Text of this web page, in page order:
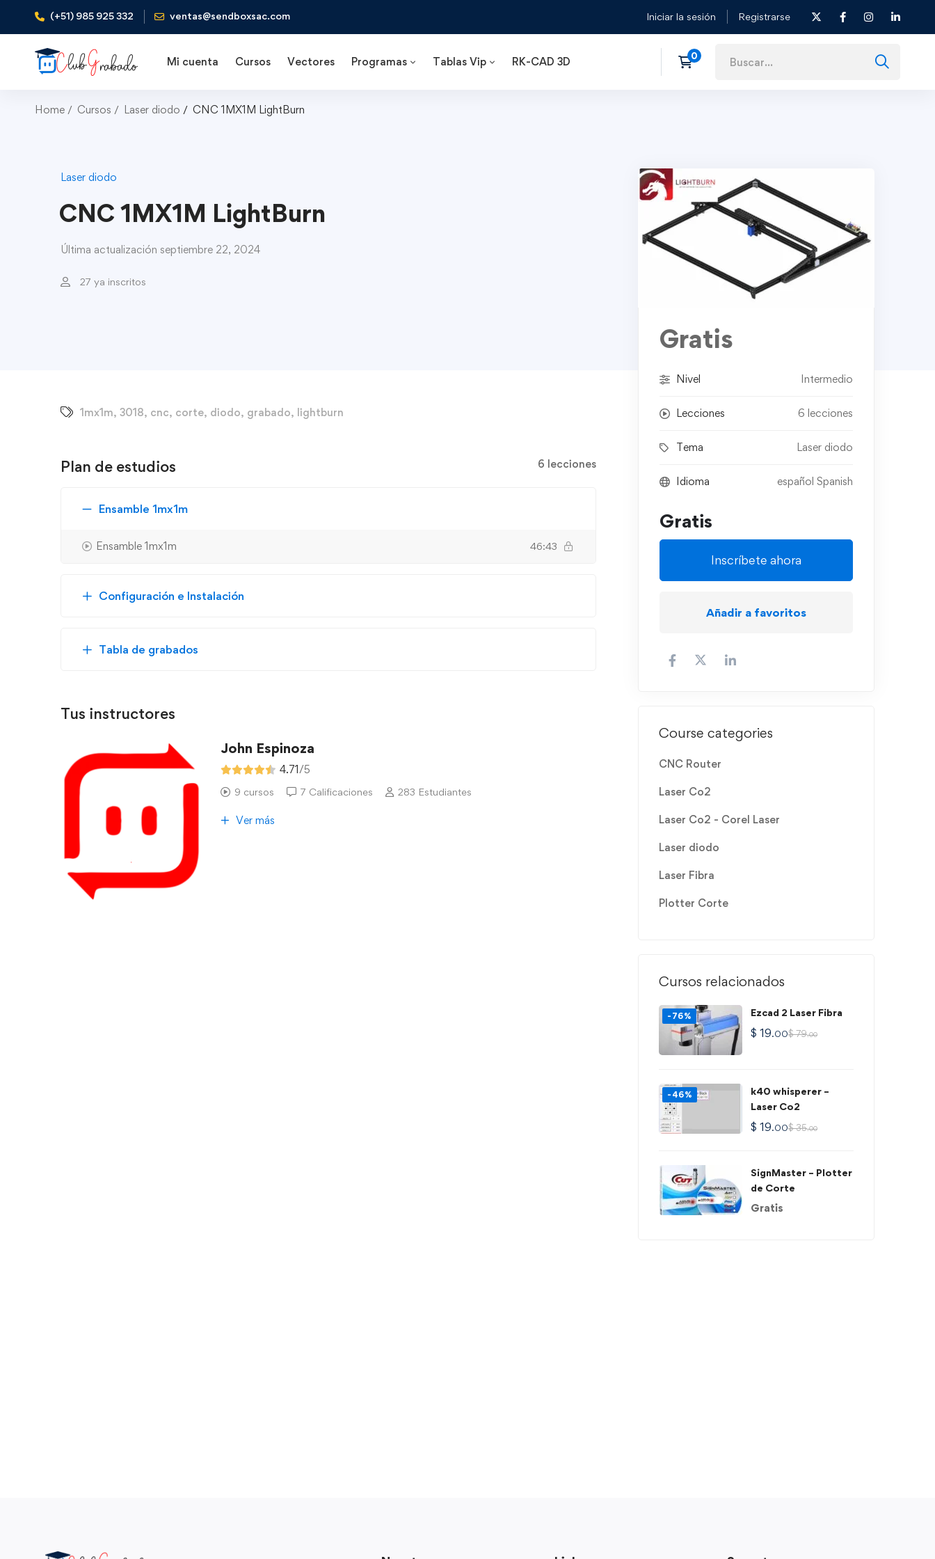
(+51) 985 925 332 ventas@sendboxsac.com Iniciar la sesión Registrarse
Mi cuenta Cursos Vectores Programas Tablas Vip RK-CAD 3D
Home Cursos Laser diodo CNC 1MX1M LightBurn
Laser diodo
CNC 1MX1M LightBurn
Última actualización septiembre 22, 2024
27 ya inscritos
1mx1m, 3018, cnc, corte, diodo, grabado, lightburn
Plan de estudios 6 lecciones
Ensamble 1mx1m
Ensamble 1mx1m 46:43
Configuración e Instalación
Tabla de grabados
Tus instructores
John Espinoza
4.71/5
9 cursos 7 Calificaciones 283 Estudiantes
Ver más
Gratis
Nivel Intermedio
Lecciones 6 lecciones
Tema Laser diodo
Idioma español Spanish
Gratis
Inscríbete ahora
Añadir a favoritos
Course categories
CNC Router
Laser Co2
Laser Co2 - Corel Laser
Laser diodo
Laser Fibra
Plotter Corte
Cursos relacionados
-76% Ezcad 2 Laser Fibra
$ 19.00$79.00
-46%
k40 whisperer –
Laser Co2
$ 19.00$35.00
SignMaster – Plotter
de Corte
Gratis